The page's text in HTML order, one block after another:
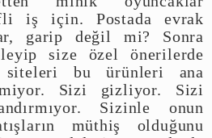
iş için. Postada evrak
garip değil mi? Sonra
size özel önerilerde
siteleri bu ürünleri ana
Sizi gizliyor. Sizi
Sizinle onun
müthiş olduğunu